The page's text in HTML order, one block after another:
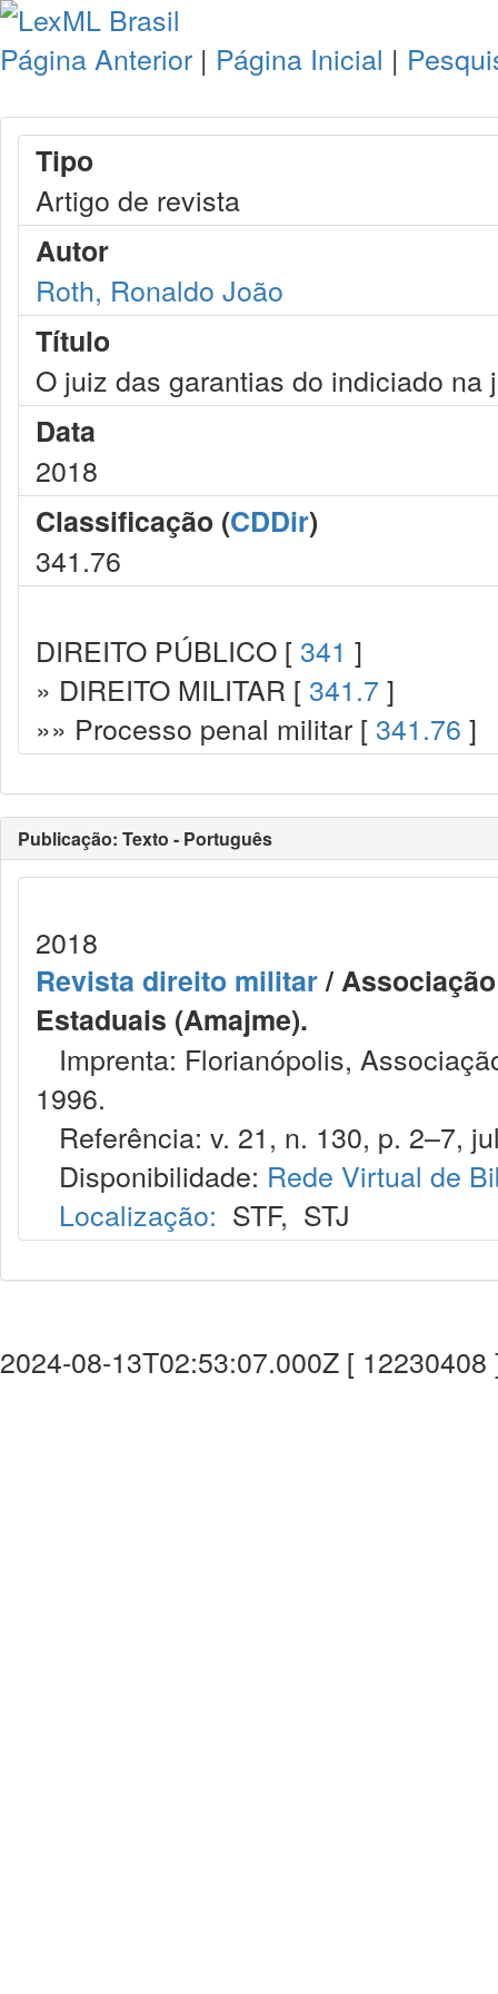
Página Anterior | Página Inicial |
Tipo
Artigo de revista
Autor
Roth, Ronaldo João
Título
O juiz das garantias do indiciado na
Data
2018
Classificação (CDDir)
341.76
DIREITO PÚBLICO [ 341 ]
» DIREITO MILITAR [ 341.7 ]
»» Processo penal militar [ 341.76 ]
Publicação: Texto - Português
2018
Revista direito militar/
Estaduais (Amajme).
Imprenta: Florianópolis,
1996.
Referência: v. 21, n. 130, p. 2–7,
Disponibilidade: Rede Virtual de
Localização: STF, STJ
2024-08-13T02:53:07.000Z [ 12230408